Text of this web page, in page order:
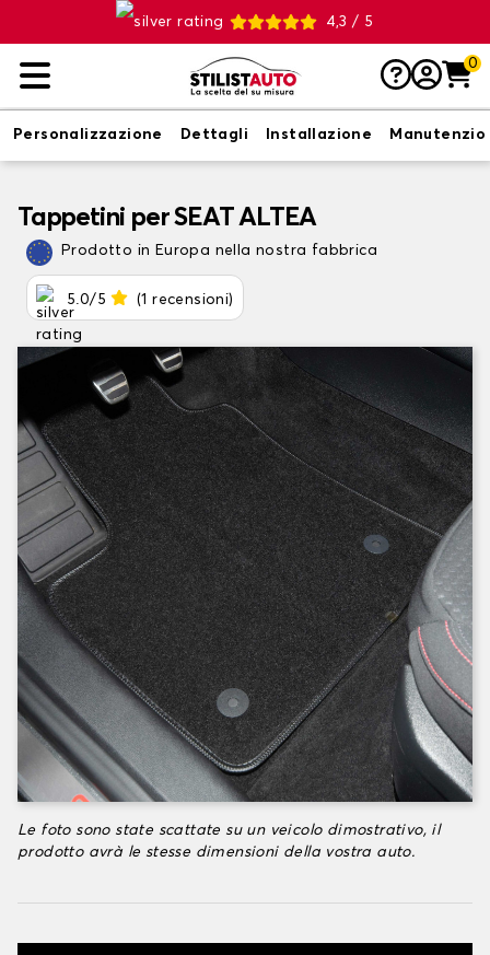
4,3 / 5
0
Personalizzazione Dettagli Installazione
Tappetini per SEAT ALTEA
Prodotto in Europa nella nostra fabbrica
5.0/5 (1 recensioni)
Le foto sono state scattate su un veicolo dimostrativo, il
prodotto avrà le stesse dimensioni della vostra auto.